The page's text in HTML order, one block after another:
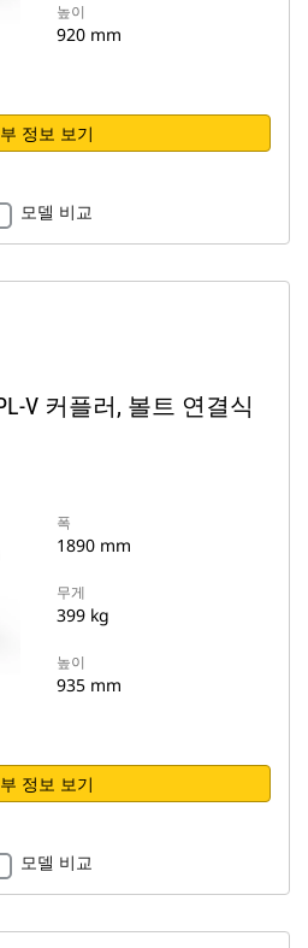
높이
920 mm
정보 보기
모델 비교
V 커플러, 볼트 연결식
폭
1890 mm
무게
399 kg
높이
935 mm
정보 보기
모델 비교